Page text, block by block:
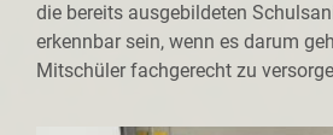
die bereits ausgebildeten
erkennbar sein, wenn es darum
Mitschüler fachgerecht zu